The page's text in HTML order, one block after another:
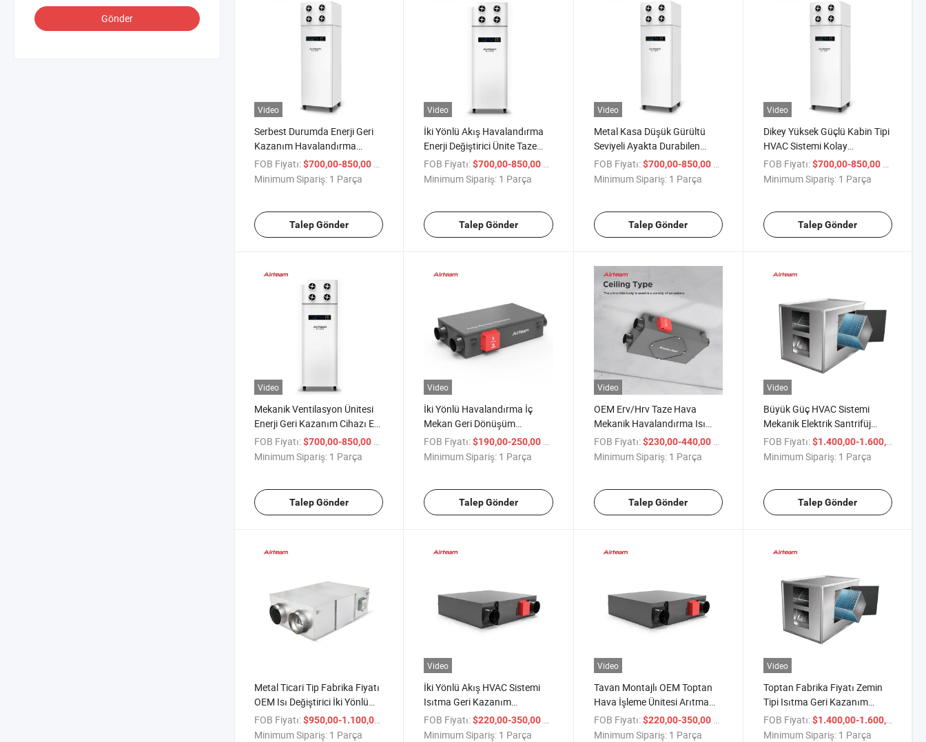
Gönder
Video
Serbest Durumda Enerji Geri
Kazanım Havalandırma
Sistemi Pm2.5 Filtrasyon
Hava İşleme Ünitesi
FOB Fiyatı:$700,00-850,00 / Parça
Minimum Sipariş: 1 Parça
Talep Gönder
Video
İki Yönlü Akış Havalandırma
Enerji Değiştirici Ünite Taze
Hava Difüzörü DC Santrifüj
Fanı
FOB Fiyatı: $700,00-850,00 / Parça
Minimum Sipariş: 1 Parça
Talep Gönder
Video
Metal Kasa Düşük Gürültü
Seviyeli Ayakta Durabilen
Hava Temizleyici Duman
Tahliye Enerji Değişim
Havalandırma Isı Geri
FOB Fiyatı: $700,00-850,00 / Parça
Minimum Sipariş: 1 Parça
Talep Gönder
Video
Dikey Yüksek Güçlü Kabin Tipi
HVAC Sistemi Kolay
Kurulumlu Ev Hava Geri
Kazanım Cihazı
FOB Fiyatı: $700,00-850,00 / Parça
Minimum Sipariş: 1 Parça
Talep Gönder
Video
Mekanik Ventilasyon Ünitesi
Enerji Geri Kazanım Cihazı Ev
İklimlendirme Sistemi Hava
Değiştirici Ventilatör
FOB Fiyatı:$700,00-850,00 / Parça
Minimum Sipariş: 1 Parça
Talep Gönder
Video
İki Yönlü Havalandırma İç
Mekan Geri Dönüşüm
Temizleme Filtreleme Mekanik
Hava Değişimi Ultra İnce Tip
Enerji Geri Kazanım
ile
FOB Fiyatı: $190,00-250,00 / Parça
Minimum Sipariş: 1 Parça
Talep Gönder
Video
OEM Erv/Hrv Taze Hava
Mekanik Havalandırma Isı
Geri Kazanım Cihazı
İklimlendirme Sistemi
FOB Fiyatı: $230,00-440,00 / Parça
Minimum Sipariş: 1 Parça
Talep Gönder
Video
Büyük Güç HVAC Sistemi
Mekanik Elektrik Santrifüj
Havalandırma Fanı Serbest
Duran Enerji Geri Kazanım
Ventilatörü Hava Değişim
FOB Fiyatı: $1.400,00-1.600,00
Minimum Sipariş: 1 Parça
Talep Gönder
Metal Ticari Tip Fabrika Fiyatı
OEM Isı Değiştirici İki Yönlü
Akış Havalandırma Fanı
Tavan Montajlı HVAC Sistemi
FOB Fiyatı:$950,00-1.100,00
Minimum Sipariş: 1 Parça
Video
İki Yönlü Akış HVAC Sistemi
Isıtma Geri Kazanım
Havalandırması, Hava
Değişimi Elektrikli Santrifüj
FOB Fiyatı: $220,00-350,00
Minimum Sipariş: 1 Parça
Video
Tavan Montajlı OEM Toptan
Hava İşleme Ünitesi Arıtma
Hava Ferahlatıcı Makinesi
Enerji Geri Kazanım
FOB Fiyatı: $220,00-350,00
Minimum Sipariş: 1 Parça
Video
Toptan Fabrika Fiyatı Zemin
Tipi Isıtma Geri Kazanım
Havalandırması OEM Ticari
Patlama Geçirmez Enerji
FOB Fiyatı: $1.400,00-1.600,00
Minimum Sipariş: 1 Parça